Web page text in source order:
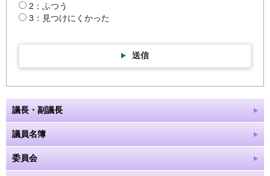
2：ふつう
3：見つけにくかった
送信
議長・副議長
議員名簿
委員会